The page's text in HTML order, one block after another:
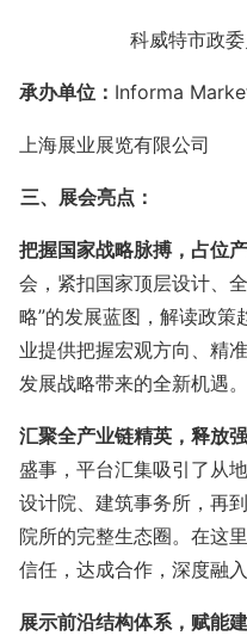
科威特市政
承办单位 ： Informa
上海展业展览有限公司
三、展会亮点：
把握国家战略脉搏，占位
会，紧扣国家顶层设计、
略”的发展蓝图 ，解读政
业提供把握宏观方向、精
发展战略带来的全新机遇。
汇聚全产业链精英，释放
盛事，平台汇集吸引了从
设计院、建筑事务所，再
院所的完整生态圈。在这
信任，达成合作，深度融
展示前沿结构体系，赋能